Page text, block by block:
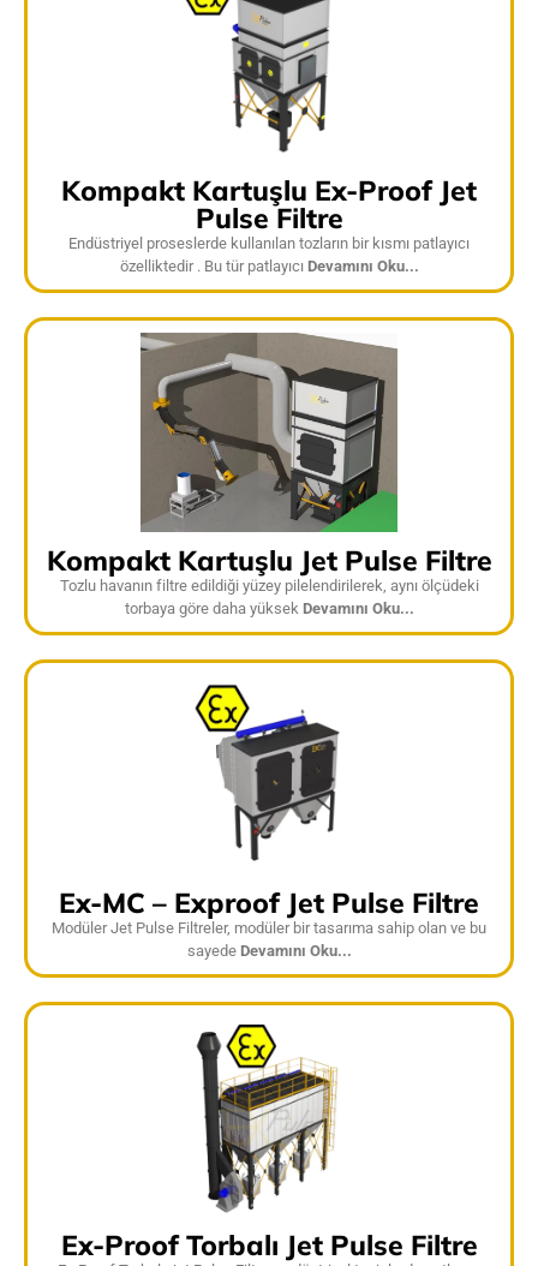
Kompakt Kartuşlu Ex-Proof Jet
Pulse Filtre
Endüstriyel proseslerde kullanılan tozların bir kısmı patlayıcı
özelliktedir . Bu tür patlayıcı Devamını Oku...
Kompakt Kartuşlu Jet Pulse Filtre
Tozlu havanın filtre edildiği yüzey pilelendirilerek, aynı ölçüdeki
torbaya göre daha yüksek Devamını Oku...
Ex-MC – Exproof Jet Pulse Filtre
Modüler Jet Pulse Filtreler, modüler bir tasarıma sahip olan ve bu
sayede Devamını Oku...
Ex-Proof Torbalı Jet Pulse Filtre